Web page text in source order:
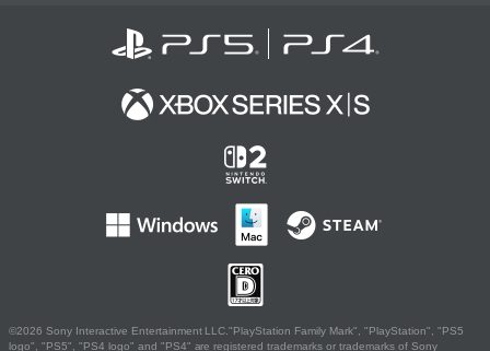
©2026 Sony Interactive Entertainment LLC."PlayStation Family Mark", "PlayStation", "PS5
logo", "PS5", "PS4 logo" and "PS4" are registered trademarks or trademarks of Sony